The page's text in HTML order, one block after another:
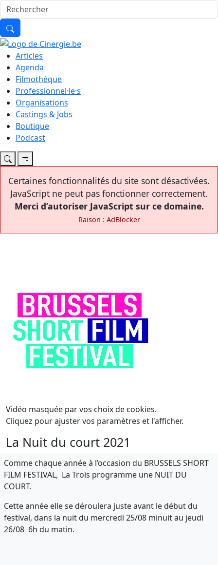
Articles
Agenda
Filmothèque
Professionnel·le·s
Organisations
Castings & Jobs
Boutique
Podcast
Certaines fonctionnalités du site sont désactivées.
JavaScript ne peut pas fonctionner correctement.
Merci d’autoriser JavaScript sur ce domaine.
Raison : AdBlocker
Vidéo masquée par vos choix de cookies.
Cliquez pour ajuster vos paramètres et l'afficher.
La Nuit du court 2021
Comme chaque année à l’occasion du BRUSSELS SHORT
FILM FESTIVAL, La Trois programme une NUIT DU
COURT.
Cette année elle se déroulera juste avant le début du
festival, dans la nuit du mercredi 25/08 minuit au jeudi
26/08 6h du matin.